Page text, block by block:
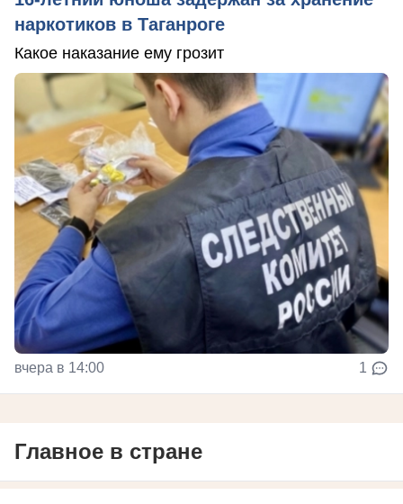
наркотиков в Таганроге
Какое наказание ему грозит
вчера в 14:00 1
Главное в стране